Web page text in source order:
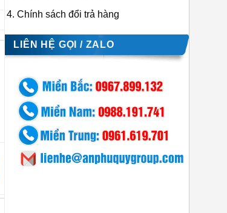
Chính sách đổi trả hàng
LIÊN HỆ GỌI / ZALO